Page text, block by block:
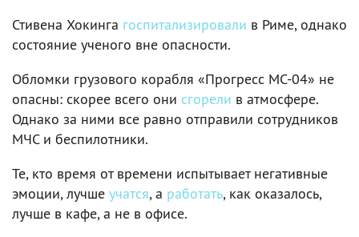
Стивена Хокинга госпитализировали в Риме, однако
состояние ученого вне опасности.
Обломки грузового корабля «Прогресс МС-04» не
опасны: скорее всего они сгорели в атмосфере.
Однако за ними все равно отправили сотрудников
МЧС и беспилотники.
Те, кто время от времени испытывает негативные
эмоции, лучше учатся, а работать, как оказалось,
лучше в кафе, а не в офисе.